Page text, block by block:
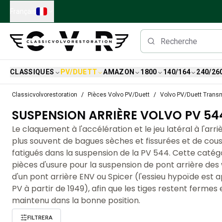
Skip to main content
CLASSIQUES PV/DUETT AMAZON 1800 140/164 240/
Pièces Volvo PV/Duett
Système de freinage Volvo PV/Duett
Volvo PV/Duett Fuel/Exhaust system
Volvo PV/Duett Équipement électrique
Volvo PV/Duett Suspension avant
Volvo PV/Duett Pièces intérieures
Volvo PV/Duett Pièces de carrosserie
Volvo PV/Duett Transmission/Suspension arrière
Système de refroidissement Volvo PV/Duett
Pièces pour moteurs Volvo PV/Duett
Classicvolvorestoration Pièces Volvo PV/Duett Volvo PV/Duett
SUSPENSION ARRIÈRE VOLVO PV
Le claquement à l'accélération et le jeu latéral à
plus souvent de bagues sèches et fissurées et de
fatigués dans la suspension de la PV 544. Cette
pièces d'usure pour la suspension de pont arrière
d'un pont arrière ENV ou Spicer (l'essieu hypoïde est
PV à partir de 1949), afin que les tiges restent fermes
maintenu dans la bonne position.
FILTRERA